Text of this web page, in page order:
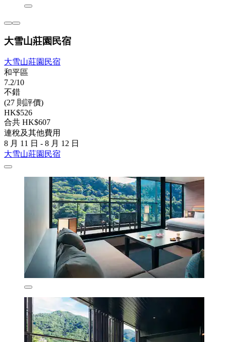
大雪山莊園民宿
大雪山莊園民宿
和平區
7.2/10
不錯
(27 則評價)
HK$526
合共 HK$607
連稅及其他費用
8 月 11 日 - 8 月 12 日
大雪山莊園民宿